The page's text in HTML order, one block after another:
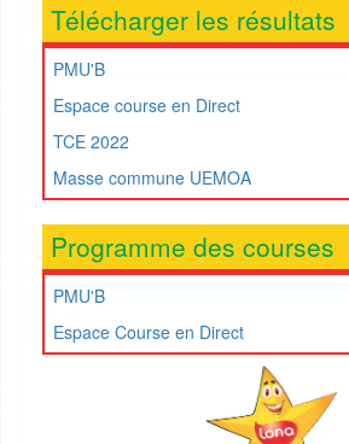
Télécharger les résultats
PMU'B
Espace course en Direct
TCE 2022
Masse commune UEMOA
Programme des courses
PMU'B
Espace Course en Direct